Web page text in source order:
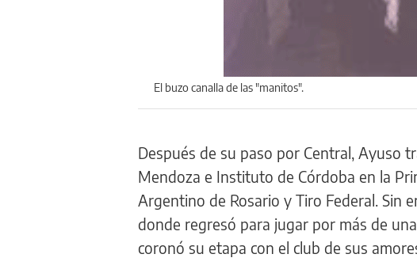
El buzo canalla de las "manitos".
Después de su paso por Central, Ayuso
Mendoza e Instituto de Córdoba en la
Argentino de Rosario y Tiro Federal. Sin
donde regresó para jugar por más de
coronó su etapa con el club de sus